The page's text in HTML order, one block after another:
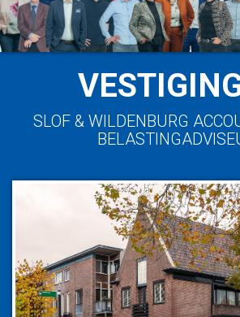
SLOF & WILDENBURG